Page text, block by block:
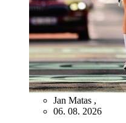
Jan Matas ,
06. 08. 2026